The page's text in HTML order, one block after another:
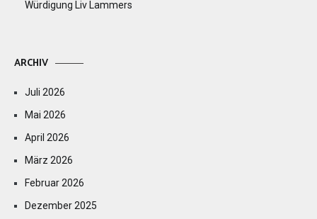
Würdigung Liv Lammers
ARCHIV
Juli 2026
Mai 2026
April 2026
März 2026
Februar 2026
Dezember 2025